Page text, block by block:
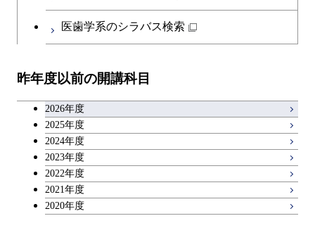
人間医療科学技術コース
物質・情報卓越コース
超スマート社会卓越コース
物質・情報卓越コース
超スマート社会卓越コース
都市・環境学コース
エネルギーコース
エネルギー・情報コース
エンジニアリングデザイン
原子核工学コース
物質・情報卓越コース
社会・人間科学コース
超スマート社会卓越コース
イノベーション科学系
イノベーション科学コース
人間医療科学技術コース
技術経営専門職学位課程
開閉
技術経営専門職学位課程
専門科目
キャリア科目
医歯学系のシラバス検索
昨年度以前の開講科目
2026年度
2025年度
2024年度
2023年度
2022年度
2021年度
2020年度